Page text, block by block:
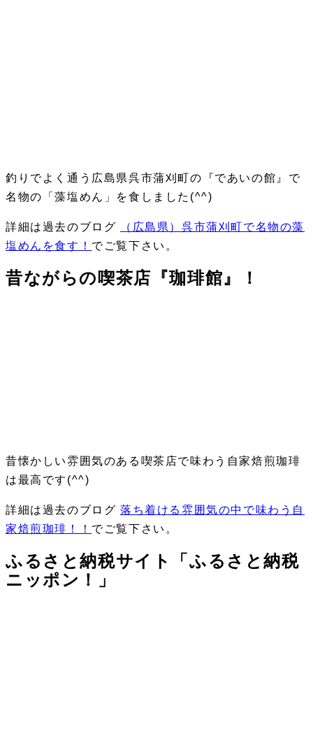
釣りでよく通う広島県呉市蒲刈町の『であいの館』で
名物の「藻塩めん」を食しました(^^)
詳細は過去のブログ
（広島県）呉市蒲刈町で名物の藻
塩めんを食す！ でご覧下さい。
昔ながらの喫茶店『珈琲館』！
昔懐かしい雰囲気のある喫茶店で味わう自家焙煎珈琲
は最高です(^^)
詳細は過去のブログ 落ち着ける雰囲気の中で味わう自
家焙煎珈琲！！ でご覧下さい。
ふるさと納税サイト「ふるさと納税
ニッポン！」